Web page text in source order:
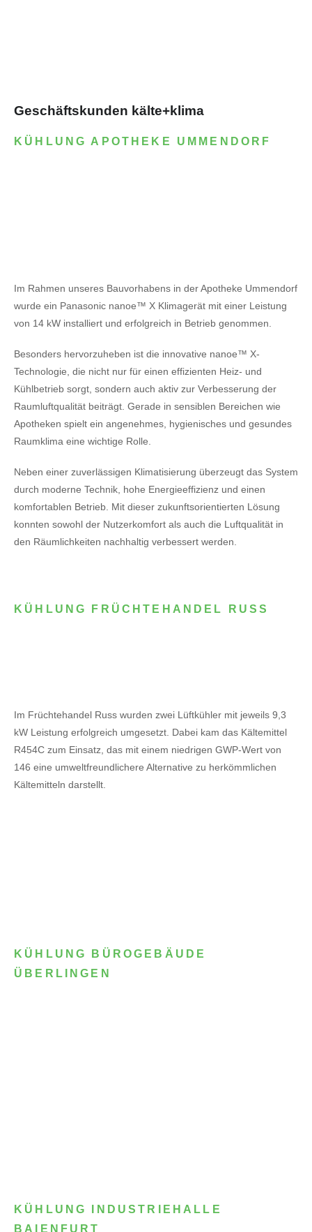
Geschäftskunden kälte+klima
KÜHLUNG APOTHEKE UMMENDORF
Im Rahmen unseres Bauvorhabens in der Apotheke Ummendorf
wurde ein Panasonic nanoe™ X Klimagerät mit einer Leistung
von 14 kW installiert und erfolgreich in Betrieb genommen.
Besonders hervorzuheben ist die innovative nanoe™ X-
Technologie, die nicht nur für einen effizienten Heiz- und
Kühlbetrieb sorgt, sondern auch aktiv zur Verbesserung der
Raumluftqualität beiträgt. Gerade in sensiblen Bereichen wie
Apotheken spielt ein angenehmes, hygienisches und gesundes
Raumklima eine wichtige Rolle.
Neben einer zuverlässigen Klimatisierung überzeugt das System
durch moderne Technik, hohe Energieeffizienz und einen
komfortablen Betrieb. Mit dieser zukunftsorientierten Lösung
konnten sowohl der Nutzerkomfort als auch die Luftqualität in
den Räumlichkeiten nachhaltig verbessert werden.
KÜHLUNG FRÜCHTEHANDEL RUSS
Im Früchtehandel Russ wurden zwei Lüftkühler mit jeweils 9,3
kW Leistung erfolgreich umgesetzt. Dabei kam das Kältemittel
R454C zum Einsatz, das mit einem niedrigen GWP-Wert von
146 eine umweltfreundlichere Alternative zu herkömmlichen
Kältemitteln darstellt.
KÜHLUNG BÜROGEBÄUDE
ÜBERLINGEN
KÜHLUNG INDUSTRIEHALLE
BAIENFURT